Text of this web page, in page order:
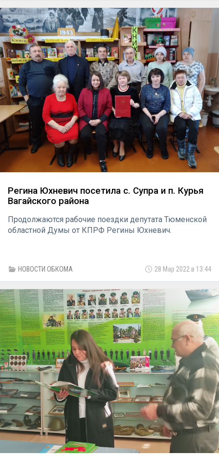
Регина Юхневич посетила с. Супра и п. Курья
Вагайского района
Продолжаются рабочие поездки депутата Тюменской
областной Думы от КПРФ Регины Юхневич.
НОВОСТИ ОБКОМА 28 Мар 2022 в 13:44